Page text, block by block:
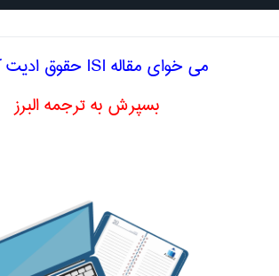
می خوای مقاله ISI حقوق ادیت کنی!؟
بسپرش به ترجمه البرز